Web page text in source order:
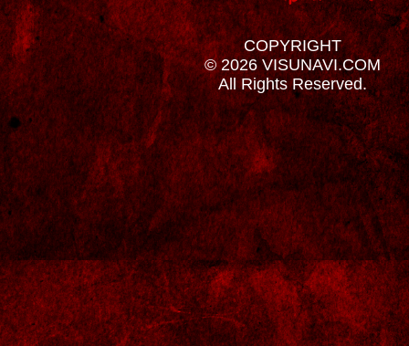
COPYRIGHT
© 2026 VISUNAVI.COM
All Rights Reserved.